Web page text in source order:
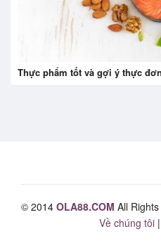
Thực phẩm tốt và gợi ý thực
© 2014 OLA88.COM All
Về chúng tôi |